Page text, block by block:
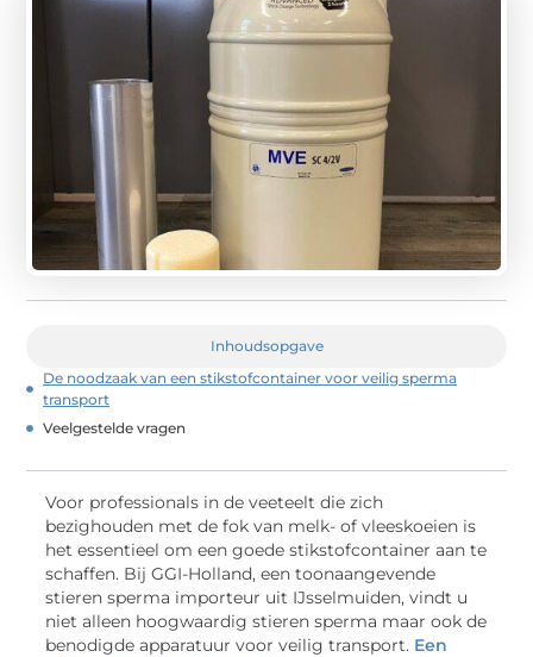
Inhoudsopgave
De noodzaak van een stikstofcontainer voor veilig sperma
transport
Veelgestelde vragen
Voor professionals in de veeteelt die zich
bezighouden met de fok van melk- of vleeskoeien is
het essentieel om een goede stikstofcontainer aan te
schaffen. Bij GGI-Holland, een toonaangevende
stieren sperma importeur uit IJsselmuiden, vindt u
niet alleen hoogwaardig stieren sperma maar ook de
benodigde apparatuur voor veilig transport. Een